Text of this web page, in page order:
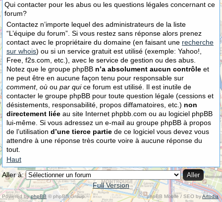
Qui contacter pour les abus ou les questions légales concernant ce
forum?
Contactez n’importe lequel des administrateurs de la liste
“L’équipe du forum”. Si vous restez sans réponse alors prenez
contact avec le propriétaire du domaine (en faisant une recherche
sur whois) ou si un service gratuit est utilisé (exemple: Yahoo!,
Free, f2s.com, etc.), avec le service de gestion ou des abus.
Notez que le groupe phpBB n’a absolument aucun contrôle et
ne peut être en aucune façon tenu pour responsable sur
comment, où ou par quice forum est utilisé. Il est inutile de
contacter le groupe phpBB pour toute question légale (cessions et
désistements, responsabilité, propos diffamatoires, etc.) non
directement liée au site Internet phpbb.com ou au logiciel phpBB
lui-même. Si vous adressez un e-mail au groupe phpBB à propos
de l’utilisation d’une tierce partie de ce logiciel vous devez vous
attendre à une réponse très courte voire à aucune réponse du
tout.
Haut
Aller à:
Full Version
Powered byphpBB © phpBB Group. phpBB Mobile / SEO byArtodia.